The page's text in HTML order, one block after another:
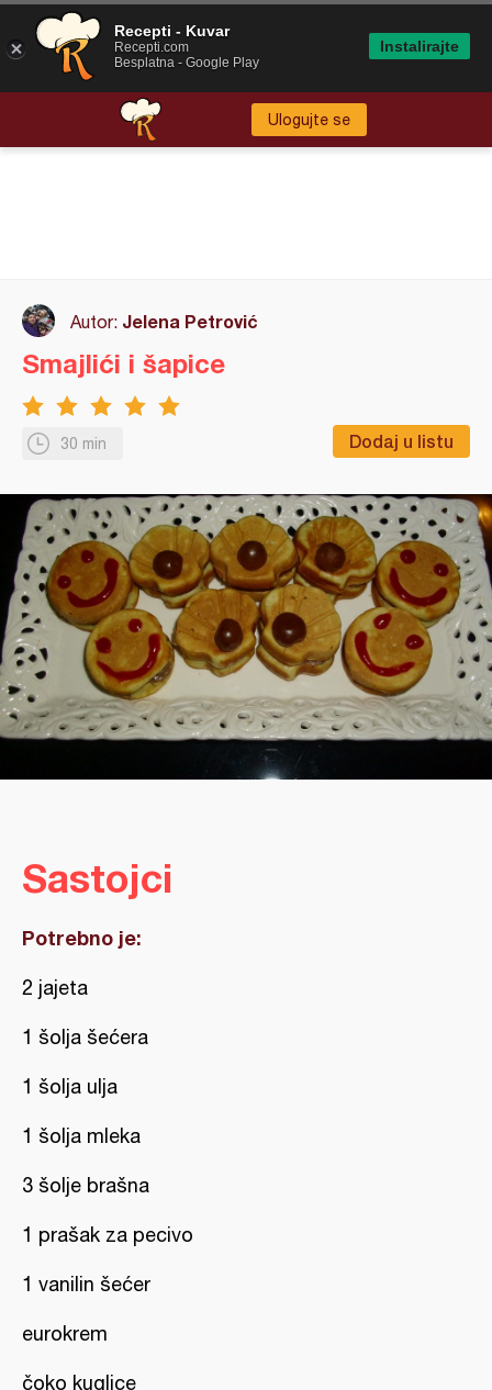
Ulogujte se
Autor: Jelena Petrović
30 min Dodaj u listu
Smajlići i šapice
Sastojci
Potrebno je:
2 jajeta
1 šolja šećera
1 šolja ulja
1 šolja mleka
3 šolje brašna
1 prašak za pecivo
1 vanilin šećer
eurokrem
čoko kuglice
Recepti - Kuvar
Recepti.com
Besplatna - Google Play
Instalirajte